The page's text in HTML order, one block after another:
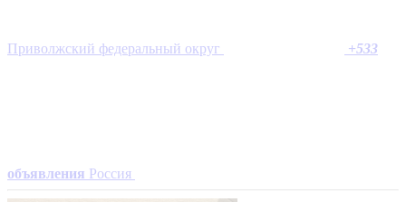
Приволжский федеральный округ +533
объявления Россия